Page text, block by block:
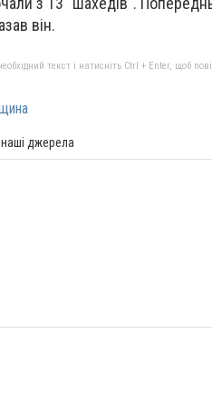
він.
текст і натисніть Ctrl + Enter, щоб
наші джерела